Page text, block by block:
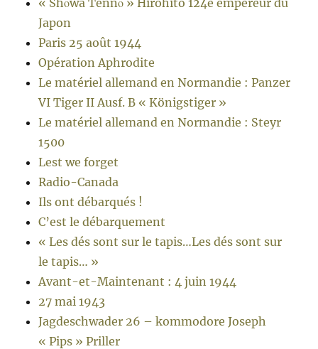
Japon
Paris 25 août 1944
Opération Aphrodite
Le matériel allemand en Normandie : Panzer
VI Tiger II Ausf. B « Königstiger »
Le matériel allemand en Normandie : Steyr
1500
Lest we forget
Radio-Canada
Ils ont débarqués !
C’est le débarquement
« Les dés sont sur le tapis…Les dés sont sur
le tapis… »
Avant-et-Maintenant : 4 juin 1944
27 mai 1943
Jagdeschwader 26 – kommodore Joseph
« Pips » Priller